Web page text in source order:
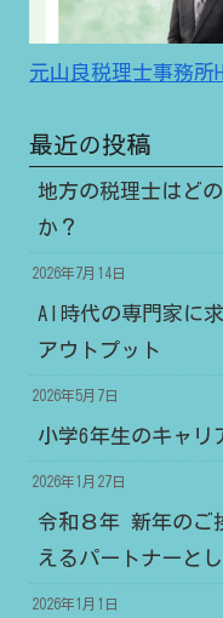
元山良税理士事務所
最近の投稿
地方の税理士はど
か？
2026年7月14日
AI時代の専門家に
アウトプット
2026年5月7日
小学6年生のキャリ
2026年1月27日
令和８年 新年のご
えるパートナーと
2026年1月1日